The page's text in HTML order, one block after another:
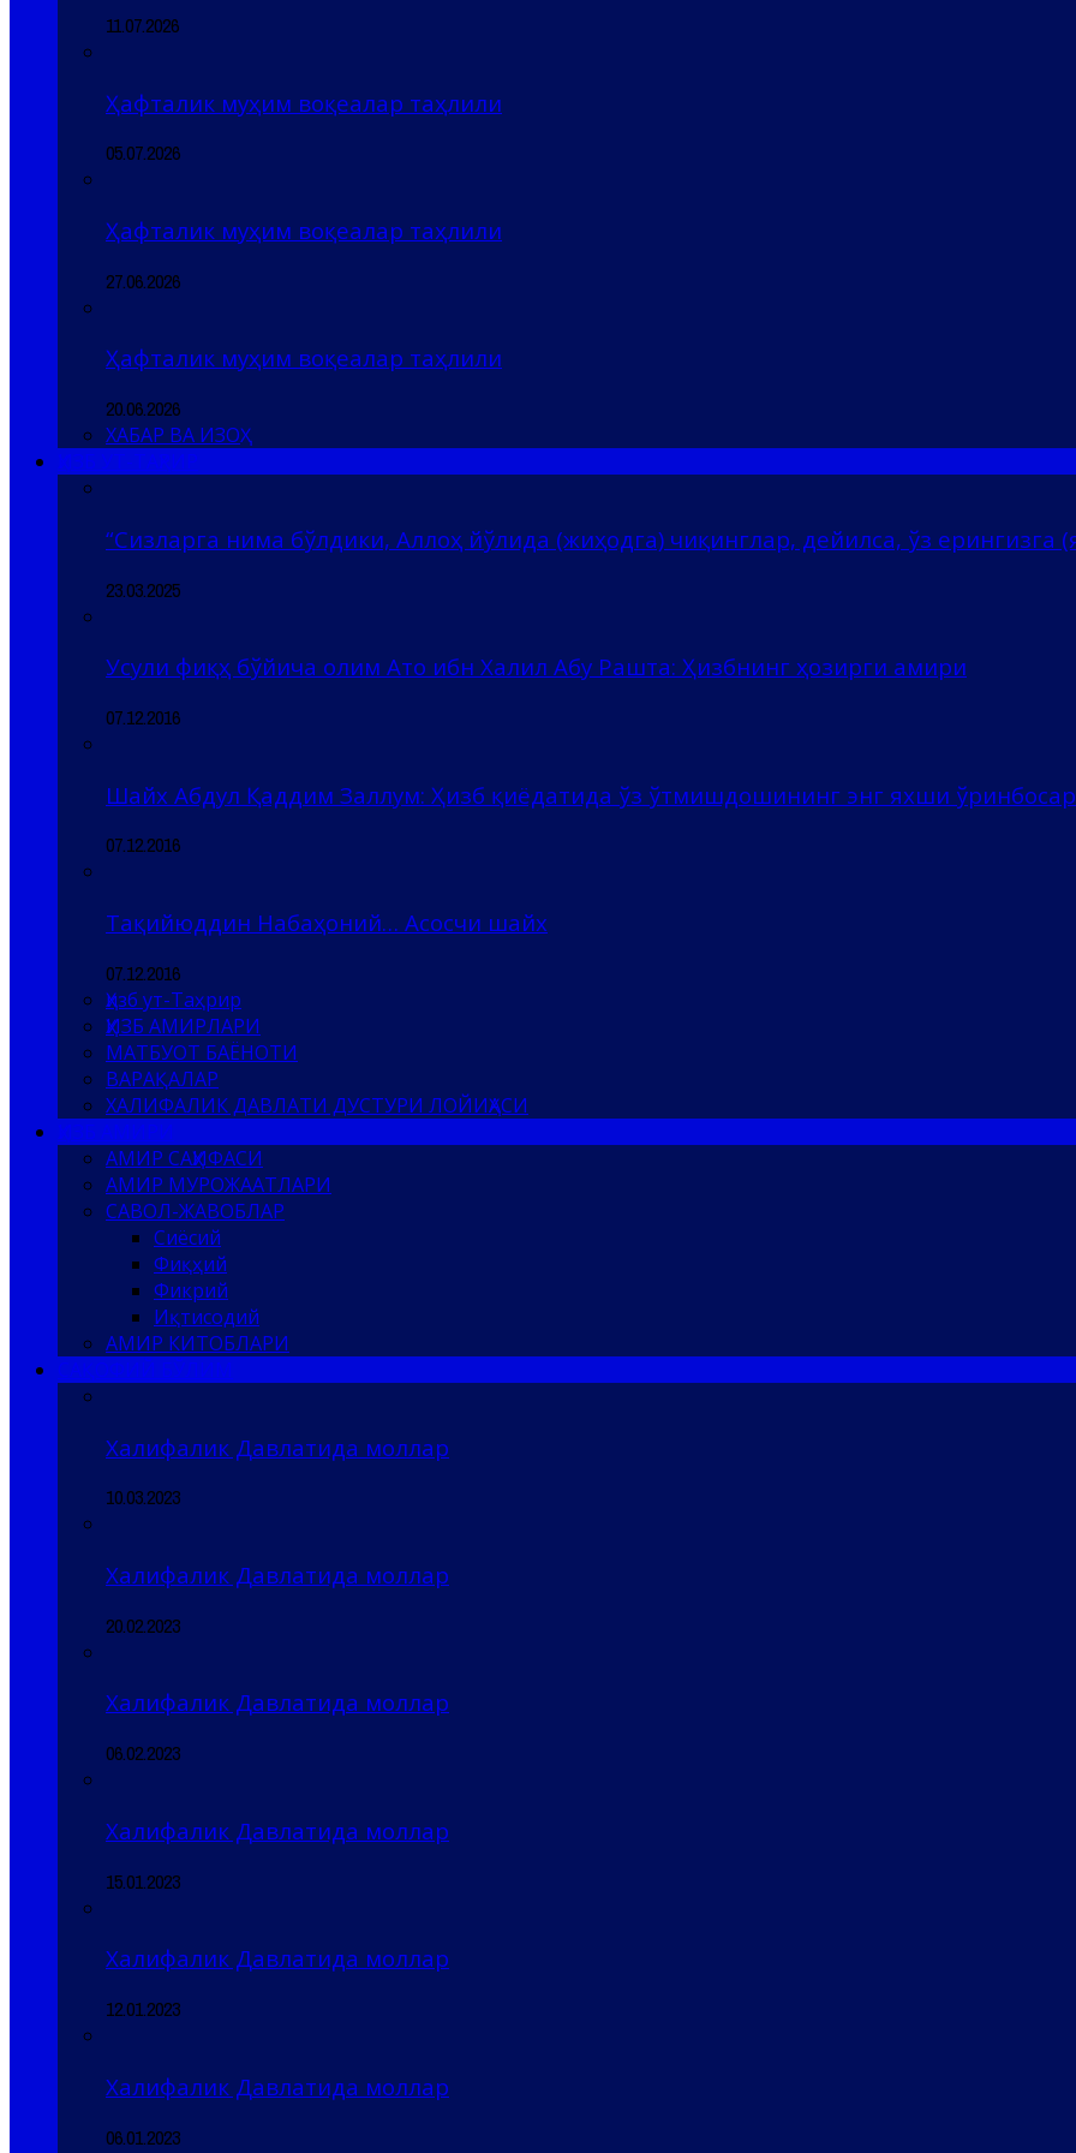
11.07.2026
Ҳафталик муҳим воқеалар таҳлили
05.07.2026
Ҳафталик муҳим воқеалар таҳлили
27.06.2026
Ҳафталик муҳим воқеалар таҳлили
20.06.2026
ХАБАР ВА ИЗОҲ
“Сизларга нима бўлдики, Аллоҳ йўлида (жиҳодга) чиқинглар, дейилса, ўз ерингизга
23.03.2025
Усули фиқҳ бўйича олим Ато ибн Халил Абу Рашта: Ҳизбнинг ҳозирги амири
07.12.2016
Шайх Абдул Қаддим Заллум: Ҳизб қиёдатида ўз ўтмишдошининг энг яхши
07.12.2016
Тақийюддин Набаҳоний… Асосчи шайх
07.12.2016
Ҳизб ут-Таҳрир
ҲИЗБ АМИРЛАРИ
МАТБУОТ БАЁНОТИ
ВАРАҚАЛАР
ХАЛИФАЛИК ДАВЛАТИ ДУСТУРИ ЛОЙИҲАСИ
АМИР САҲИФАСИ
АМИР МУРОЖААТЛАРИ
САВОЛ-ЖАВОБЛАР
Сиёсий
Фиқҳий
Фикрий
Иқтисодий
АМИР КИТОБЛАРИ
Халифалик Давлатида моллар
10.03.2023
Халифалик Давлатида моллар
20.02.2023
Халифалик Давлатида моллар
06.02.2023
Халифалик Давлатида моллар
15.01.2023
Халифалик Давлатида моллар
12.01.2023
Халифалик Давлатида моллар
06.01.2023